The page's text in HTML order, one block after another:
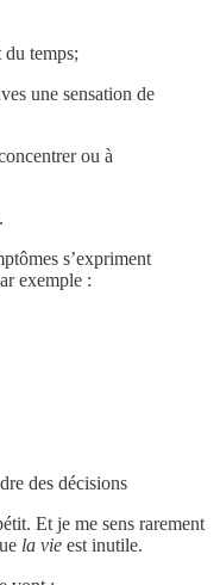
du temps;
une sensation de
ou à
s’expriment
exemple :
des décisions
Et je me sens rarement
la vie est inutile.